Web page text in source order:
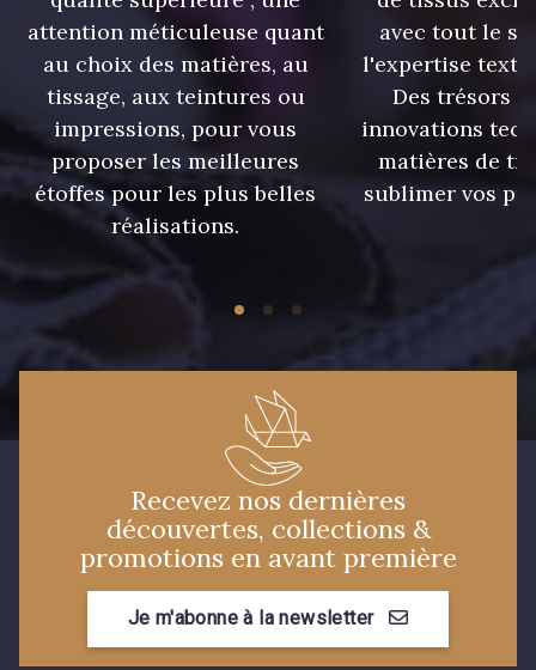
2710 - Ivoire
7928 - Bleu Jeans
8383 - Beige 8135 - Vanille
8542 - Beige chaud
8418 - Beige Chamois
attention méticuleuse quant
au choix des matières, au
tissage, aux teintures ou
impressions, pour vous
proposer les meilleures
étoffes pour les plus belles
réalisations.
avec tout le
l'expertise
Des trésors
innovations
matières de
sublimer vos
Recevez nos dernières
découvertes, collections &
promotions en avant première
Je m'abonne à la newsletter